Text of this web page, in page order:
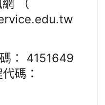
（
： 4151649
碼：